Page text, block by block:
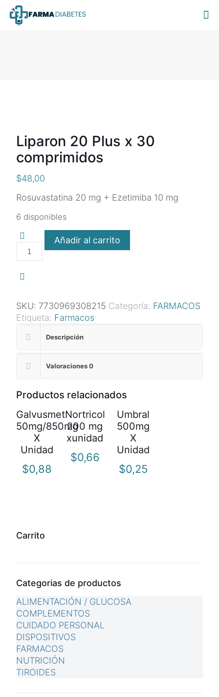
Liparon 20 Plus x 30
comprimidos
$48,00
Rosuvastatina 20 mg + Ezetimiba 10 mg
6 disponibles
Liparon
x
comprimidos
cantidad
Añadir al carrito
SKU: 7730969308215 Categoría: FARMACOS
Etiqueta: Farmacos
Descripción
Valoraciones0
Productos relacionados
Galvusmet
50mg/850mg
X
Unidad
$0,88
Nortricol
200 mg
xunidad
$0,66
Umbral
500mg
X
Unidad
$0,25
Carrito
Categorias de productos
ALIMENTACIÓN / GLUCOSA
COMPLEMENTOS
CUIDADO PERSONAL
DISPOSITIVOS
FARMACOS
NUTRICIÓN
TIROIDES